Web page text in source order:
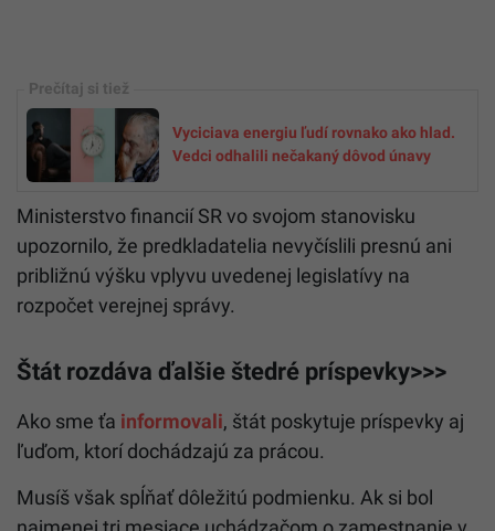
Vyciciava energiu ľudí rovnako ako hlad.
Vedci odhalili nečakaný dôvod únavy
Ministerstvo financií SR vo svojom stanovisku
upozornilo, že predkladatelia nevyčíslili presnú ani
približnú výšku vplyvu uvedenej legislatívy na
rozpočet verejnej správy.
Štát rozdáva ďalšie štedré príspevky>>>
Ako sme ťa informovali, štát poskytuje príspevky aj
ľuďom, ktorí dochádzajú za prácou.
Musíš však spĺňať dôležitú podmienku. Ak si bol